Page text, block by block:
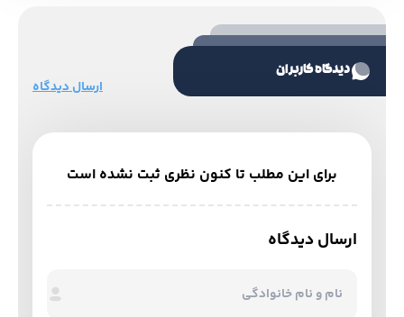
دیدگاه کاربران
ارسال دیدگاه
برای این مطلب تا کنون نظری ثبت نشده است
ارسال دیدگاه